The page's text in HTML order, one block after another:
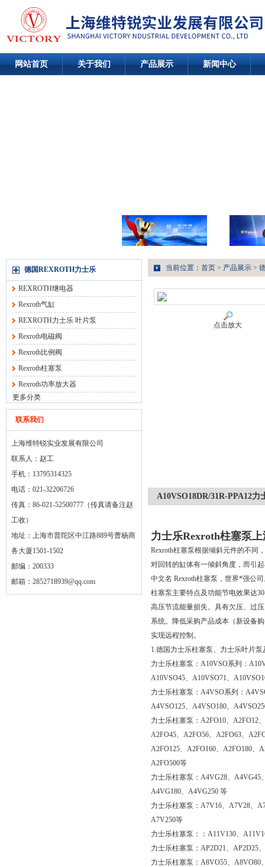
网站首页 关于我们 产品展示 新闻中心
德国REXROTH力士乐
REXROTH继电器
Rexroth气缸
REXROTH力士乐 叶片泵
Rexroth电磁阀
Rexroth比例阀
Rexroth柱塞泵
Rexroth功率放大器
更多分类
联系我们
上海维特锐实业发展有限公司
联系人：赵工
手机：13795314325
电话：021-32206726
传真：86-021-52500777（传真请备注赵
工收）
地址：上海市普陀区中江路889号曹杨商
务大厦1501-1502
邮编：200333
邮箱： 2852718939@qq.com
当前位置： 首页 > 产品展示 >
点击放大
A10VSO18DR/31R-PPA12
力士乐Rexroth柱塞泵
Rexroth柱塞泵根据倾斜元件的不同
对回转的缸体有一倾斜角度，而引
中文名 Rexroth柱塞泵，世界*强公
柱塞泵主要特点及功能节电效果达
高压节流能量损失。具有欠压、过
系统。降低采购产品成本（新设备
实现远程控制。
1.德国力士乐柱塞泵、力士乐叶片泵
力士乐柱塞泵：A10VSO系列：
A10VSO45、A10VSO71、
力士乐柱塞泵：A4VSO系列：
A4VSO125、A4VSO180、
力士乐柱塞泵：A2FO10、A2FO12
A2FO45、A2FO56、A2FO63、
A2FO125、A2FO160、A2FO180、
A2FO500等
力士乐柱塞泵：A4VG28、A4VG45
A4VG180、A4VG250 等
力士乐柱塞泵：A7V16、A7V28、
A7V250等
力士乐柱塞泵：：A11V130、
力士乐柱塞泵：AP2D21、AP2D25
力士乐柱塞泵：A8VO55、A8VO80